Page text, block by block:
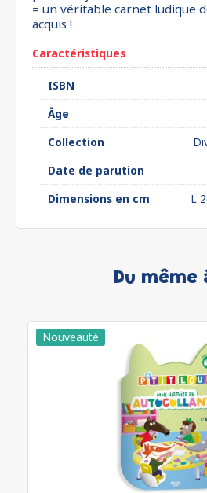
= un véritable carnet ludique
acquis !
Caractéristiques
ISBN
Âge
Collection
Date de parution
Dimensions en cm
L
Du même